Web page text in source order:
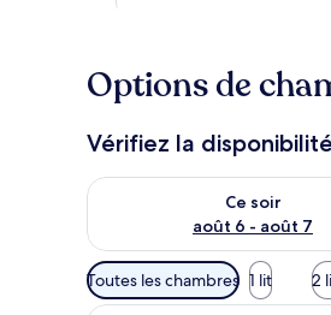
Options de
Vérifiez la
Ce soir
août 6 - août 7
Vérifier la disponibilité pour
Filtres
disponibles
Toutes les chambres 1 lit 2